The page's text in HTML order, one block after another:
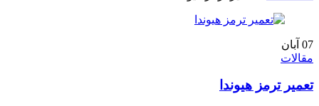
07 آبان
مقالات
تعمیر ترمز هیوندا